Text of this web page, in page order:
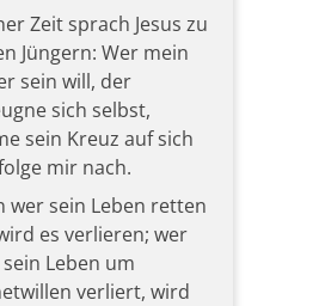
Zeit sprach Jesus zu
Jüngern: Wer mein
sein will, der
sich selbst,
sein Kreuz auf sich
mir nach.
wer sein Leben retten
es verlieren; wer
Leben um
verliert, wird